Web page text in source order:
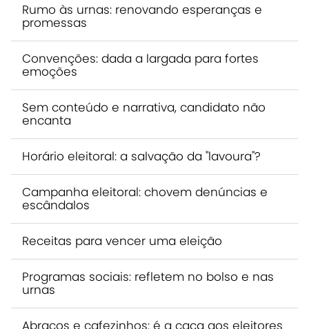
Rumo às urnas: renovando esperanças e
promessas
Convenções: dada a largada para fortes
emoções
Sem conteúdo e narrativa, candidato não
encanta
Horário eleitoral: a salvação da "lavoura"?
Campanha eleitoral: chovem denúncias e
escândalos
Receitas para vencer uma eleição
Programas sociais: refletem no bolso e nas
urnas
Abraços e cafezinhos: é a caça aos eleitores